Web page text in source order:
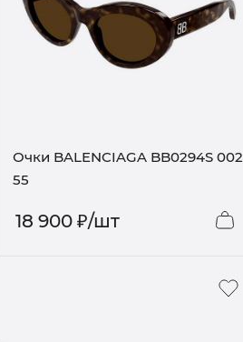
Очки BALENCIAGA BB0294S 002
55
18 900₽/шт